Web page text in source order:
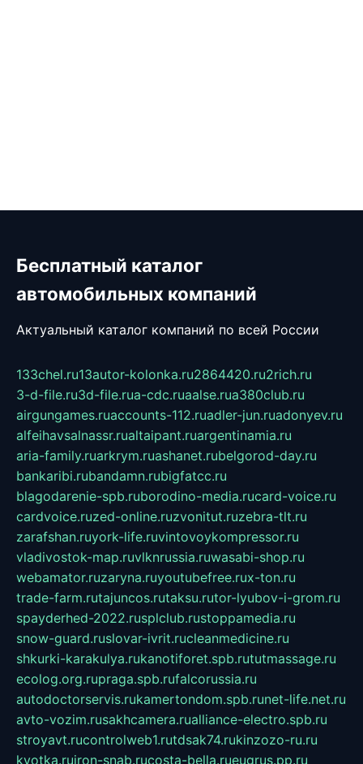
Бесплатный каталог
автомобильных компаний
Актуальный каталог компаний по всей России
133chel.ru13autor-kolonka.ru2864420.ru2rich.ru
3-d-file.ru3d-file.rua-cdc.ruaalse.rua380club.ru
airgungames.ruaccounts-112.ruadler-jun.ruadonyev.ru
alfeihavsalnassr.rualtaipant.ruargentinamia.ru
aria-family.ruarkrym.ruashanet.rubelgorod-day.ru
bankaribi.rubandamn.rubigfatcc.ru
blagodarenie-spb.ruborodino-media.rucard-voice.ru
cardvoice.ruzed-online.ruzvonitut.ruzebra-tlt.ru
zarafshan.ruyork-life.ruvintovoykompressor.ru
vladivostok-map.ruvlknrussia.ruwasabi-shop.ru
webamator.ruzaryna.ruyoutubefree.rux-ton.ru
trade-farm.rutajuncos.rutaksu.rutor-lyubov-i-grom.ru
spayderhed-2022.rusplclub.rustoppamedia.ru
snow-guard.ruslovar-ivrit.rucleanmedicine.ru
shkurki-karakulya.rukanotiforet.spb.rututmassage.ru
ecolog.org.rupraga.spb.rufalcorussia.ru
autodoctorservis.rukamertondom.spb.runet-life.net.ru
avto-vozim.rusakhcamera.rualliance-electro.spb.ru
stroyavt.rucontrolweb1.rutdsak74.rukinzozo-ru.ru
kvotka.ruiron-snab.rucosta-bella.rueugrus.pp.ru